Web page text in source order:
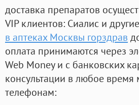
доставка препаратов
VIP клиентов: Сиалис и
в аптеках Москвы горздрав
оплата принимаются через
Web Money и с банковских
консультации в любое время
телефонам: